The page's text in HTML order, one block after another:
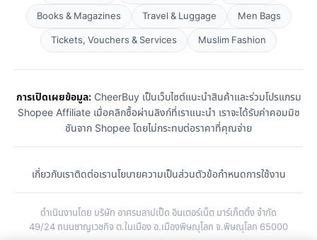
Books & Magazines
Travel & Luggage
Men Bags
Tickets, Vouchers & Services
Muslim Fashion
การเปิดเผยข้อมูล:CheerBuy เป็นเว็บไซต์แนะนำสินค้าและร่วมโปรแกรม
Shopee Affiliate เมื่อคลิกซื้อผ่านลิงก์ที่เราแนะนำ เราจะได้รับค่าคอมมิช
ชันจาก Shopee โดยไม่กระทบต่อราคาที่คุณจ่าย
เกี่ยวกับเราติดต่อเรานโยบายความเป็นส่วนตัวข้อกำหนดการใช้งาน
ดำเนินงานโดย บริษัท อาศรมลาปเป็ด อินเตอร์เน็ต มาร์เก็ตติ้ง จำกัด
49/24 ถนนชาญเวชกิจ ต.ในเมือง อ.เมืองพิษณุโลก จ.พิษณุโลก 65000